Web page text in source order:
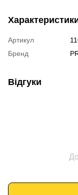
Артикул
Бренд
Відгуки